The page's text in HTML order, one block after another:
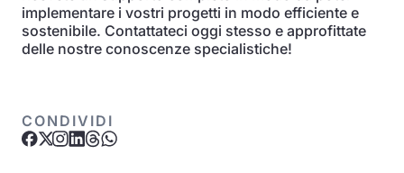
implementare i vostri progetti in modo efficiente e
sostenibile. Contattateci oggi stesso e approfittate
delle nostre conoscenze specialistiche!
CONDIVIDI